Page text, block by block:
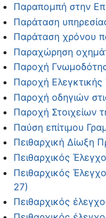
Παραπομπή στην
Παράταση
Παράταση χρόνου
Παραχώρηση
Παροχή
Παροχή Ελεγκτικής
Παροχή οδηγιών
Παροχή Στοιχείων
Παύση επίτιμου
Πειθαρχική Δίωξη
Πειθαρχικός
Πειθαρχικός
27)
Πειθαρχικός